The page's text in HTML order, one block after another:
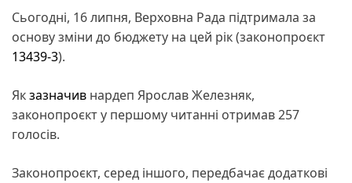
Сьогодні, 16 липня, Верховна Рада підтримала за
основу зміни до бюджету на цей рік (законопроєкт
13439-3).
Якзазначив нардеп Ярослав Железняк,
законопроєкт у першому читанні отримав 257
голосів.
Законопроєкт, серед іншого, передбачає додаткові